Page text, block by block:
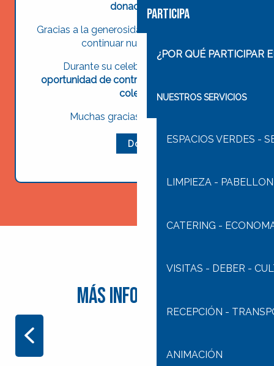
PARTICIPA
¿POR QUÉ PARTICIPAR
NUESTROS SERVICIOS
ESPACIOS VERDES -
LIMPIEZA -
CATERING -
VISITAS - DEBER -
RECEPCIÓN -
ANIMACIÓN
donaciones.
Gracias a la generosidad de todos podemos
continuar nuestra misión.
Durante su celebración, tendrá
oportunidad de contribuir organizando una
colecta.
Muchas gracias por su apoyo.
Doy
Más información